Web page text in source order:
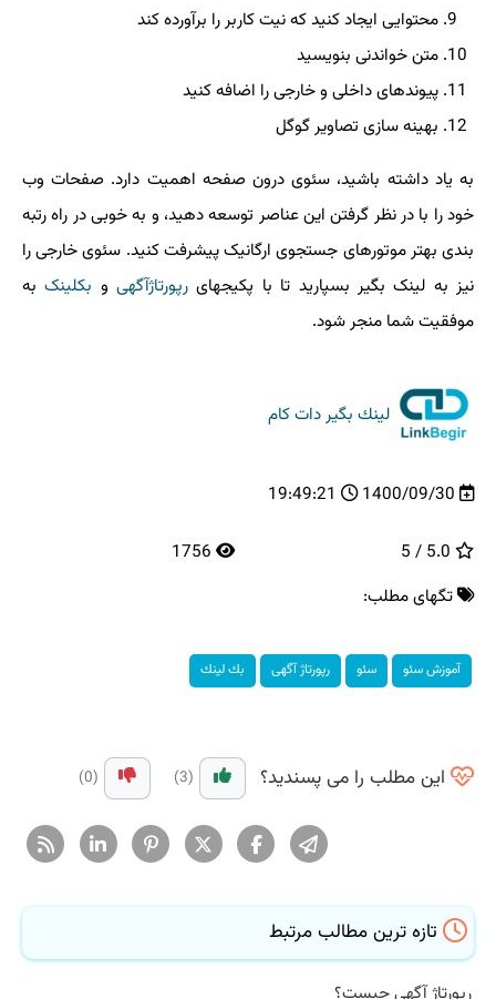
محتوایی ایجاد کنید که نیت کاربر را برآورده کند
متن خواندنی بنویسید
پیوندهای داخلی و خارجی را اضافه کنید
بهینه سازی تصاویر گوگل
به یاد داشته باشید، سئوی درون صفحه اهمیت دارد. صفحات وب
خود را با در نظر گرفتن این عناصر توسعه دهید، و به خوبی در راه رتبه
بندی بهتر موتورهای جستجوی ارگانیک پیشرفت کنید. سئوی خارجی را
نیز به لینک بگیر بسپارید تا با پکیجهای رپورتاژآگهیو بکلینکبه
موفقیت شما منجر شود.
لینك بگیر دات كام
1400/09/30
19:49:21
تگهای مطلب:
آموزش سئو سئو رپورتاژ آگهی بك لینك
این مطلب را می پسندید؟ (3)
(0)
تازه ترین مطالب مرتبط
رپورتاژ آگهی چیست؟